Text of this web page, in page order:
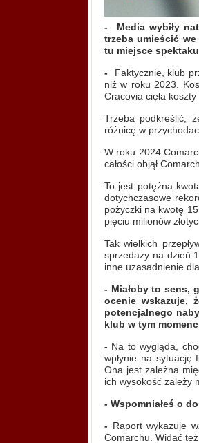
-
Media wybiły
trzeba umieścić
tu miejsce
- Faktycznie, klub
niż w roku 2023.
Cracovia cięła
Trzeba podkreślić,
różnicę w
W roku 2024
całości objął
To jest potężna
dotychczasowe
pożyczki na kwotę
pięciu milionów
Tak wielkich
sprzedaży na dzień
inne uzasadnienie
- Miałoby to sens,
ocenie wskazuje,
potencjalnego
klub w tym
- Na to wygląda,
wpłynie na sytuację
Ona jest zależna
ich wysokość zależy
- Wspomniałeś o
- Raport wykazuje
Comarchu. Widać